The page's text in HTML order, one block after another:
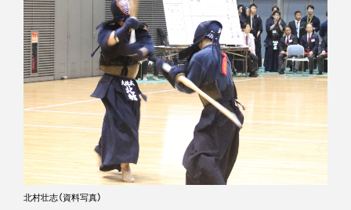
北村壮志（資料写真）